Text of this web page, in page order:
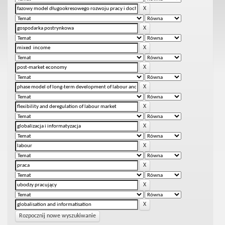
Rozpocznij nowe wyszukiwanie